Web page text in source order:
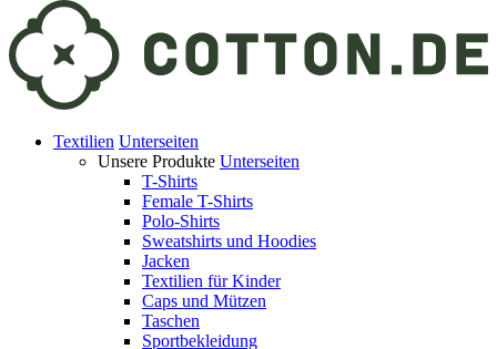
Textilien Unterseiten
Unsere Produkte Unterseiten
T-Shirts
Female T-Shirts
Polo-Shirts
Sweatshirts und Hoodies
Jacken
Textilien für Kinder
Caps und Mützen
Taschen
Sportbekleidung